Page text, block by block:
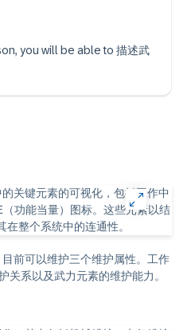
you will be able to 描述武
前可以维护三个维护属性。工作
关系以及武力元素的维护能力。